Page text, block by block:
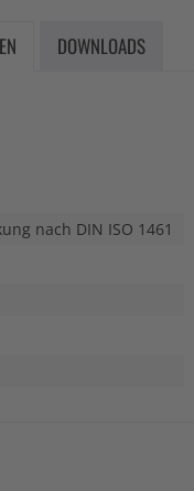
DOWNLOADS
nach DIN ISO 1461